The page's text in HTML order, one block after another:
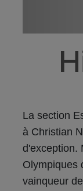
La section
à Christian
d'exception.
Olympiques
vainqueur